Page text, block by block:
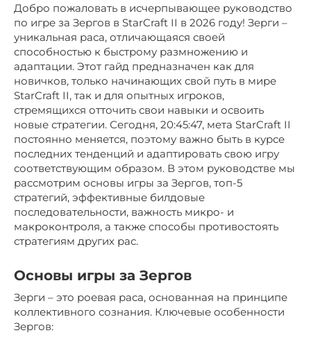
Добро пожаловать в исчерпывающее руководство
по игре за Зергов в StarCraft II в 2026 году! Зерги –
уникальная раса, отличающаяся своей
способностью к быстрому размножению и
адаптации. Этот гайд предназначен как для
новичков, только начинающих свой путь в мире
StarCraft II, так и для опытных игроков,
стремящихся отточить свои навыки и освоить
новые стратегии. Сегодня, 20:45:47, мета StarCraft II
постоянно меняется, поэтому важно быть в курсе
последних тенденций и адаптировать свою игру
соответствующим образом. В этом руководстве мы
рассмотрим основы игры за Зергов, топ-5
стратегий, эффективные билдовые
последовательности, важность микро- и
макроконтроля, а также способы противостоять
стратегиям других рас.
Основы игры за Зергов
Зерги – это роевая раса, основанная на принципе
коллективного сознания. Ключевые особенности
Зергов: